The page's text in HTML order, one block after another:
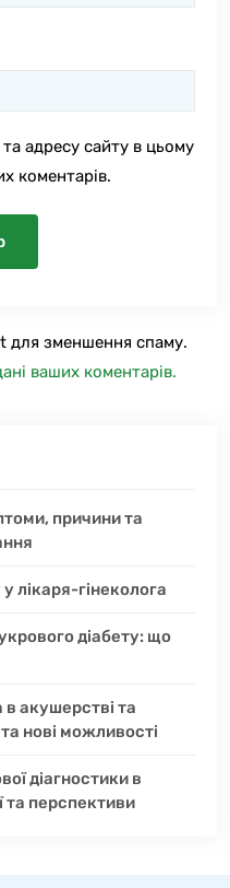
адресу сайту в цьому
коментарів.
для зменшення спаму.
ваших коментарів.
причини та
лікаря-гінеколога
діабету: що
в акушерстві та
та нові можливості
діагностики в
та перспективи